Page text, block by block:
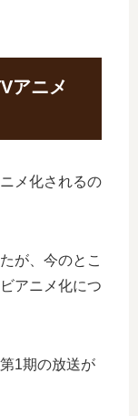
アニメ
メ化されるの
が、今のとこ
アニメ化につ
1期の放送が